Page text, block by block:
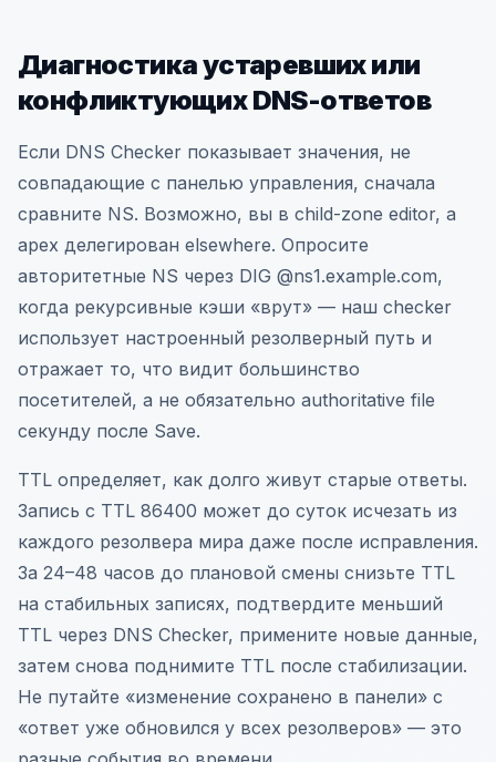
Диагностика устаревших или
конфликтующих DNS-ответов
Если DNS Checker показывает значения, не
совпадающие с панелью управления, сначала
сравните NS. Возможно, вы в child-zone editor, а
apex делегирован elsewhere. Опросите
авторитетные NS через DIG @ns1.example.com,
когда рекурсивные кэши «врут» — наш checker
использует настроенный резолверный путь и
отражает то, что видит большинство
посетителей, а не обязательно authoritative file
секунду после Save.
TTL определяет, как долго живут старые ответы.
Запись с TTL 86400 может до суток исчезать из
каждого резолвера мира даже после исправления.
За 24–48 часов до плановой смены снизьте TTL
на стабильных записях, подтвердите меньший
TTL через DNS Checker, примените новые данные,
затем снова поднимите TTL после стабилизации.
Не путайте «изменение сохранено в панели» с
«ответ уже обновился у всех резолверов» — это